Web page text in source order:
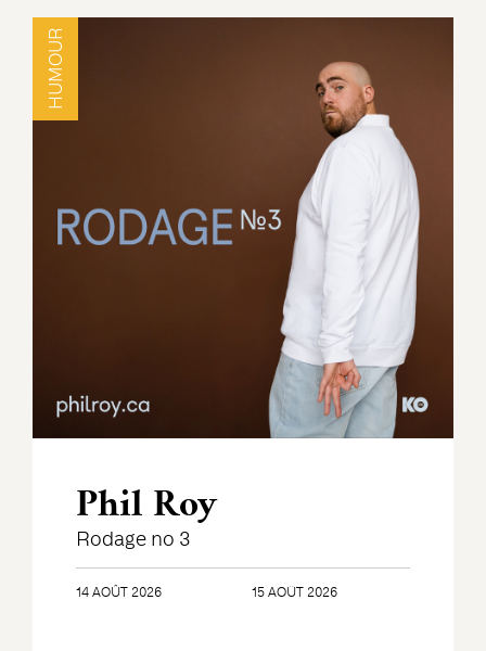
HUMOUR
Phil Roy
Rodage no 3
14 AOÛT 2026 15 AOÛT 2026